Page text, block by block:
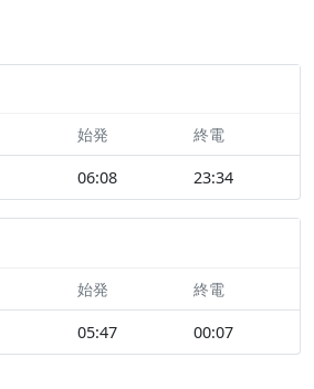
始発 終電
06:08 23:34
始発 終電
05:47 00:07